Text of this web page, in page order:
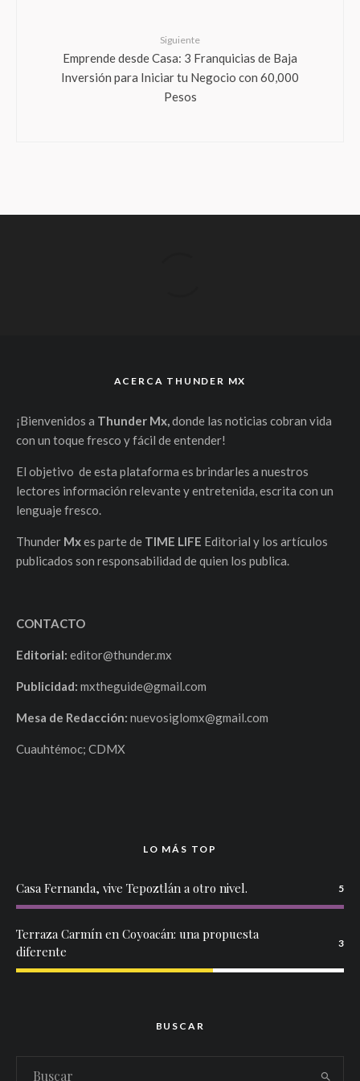
Siguiente
Emprende desde Casa: 3 Franquicias de Baja
Inversión para Iniciar tu Negocio con 60,000
Pesos
ACERCA THUNDER MX
¡Bienvenidos a Thunder Mx,donde las noticias cobran vida
con un toque fresco y fácil de entender!
El objetivo de esta plataforma es brindarles a nuestros
lectores información relevante y entretenida, escrita con un
lenguaje fresco.
Thunder Mxes parte de TIME LIFE Editorial y los artículos
publicados son responsabilidad de quien los publica.
CONTACTO
Editorial: editor@thunder.mx
Publicidad: mxtheguide@gmail.com
Mesa de Redacción: nuevosiglomx@gmail.com
Cuauhtémoc; CDMX
LO MÁS TOP
Casa Fernanda, vive Tepoztlán a otro nivel. 5
Terraza Carmín en Coyoacán: una propuesta
diferente
3
BUSCAR